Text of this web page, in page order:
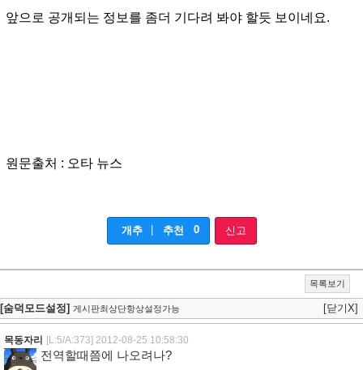
앞으로 공개되는 정보를 좀더 기다려 봐야 할듯 보이네요.
원문출처 : 오타 뉴스
개추 추천 0 신고
목록보기
[숨덕모드설정] 게시판최상단항상설정가능 [닫기X]
목동자리 [L:5/A:373] 2012-08-25 10:58:30
전역할때쯤에 나오려나?